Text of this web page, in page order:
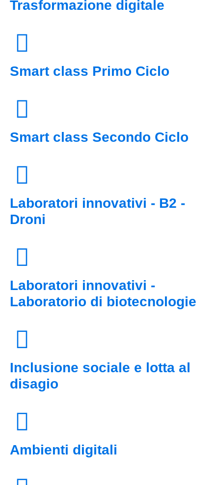
Trasformazione digitale
Smart class Primo Ciclo
Smart class Secondo Ciclo
Laboratori innovativi - B2 -
Droni
Laboratori innovativi -
Laboratorio di biotecnologie
Inclusione sociale e lotta al
disagio
Ambienti digitali